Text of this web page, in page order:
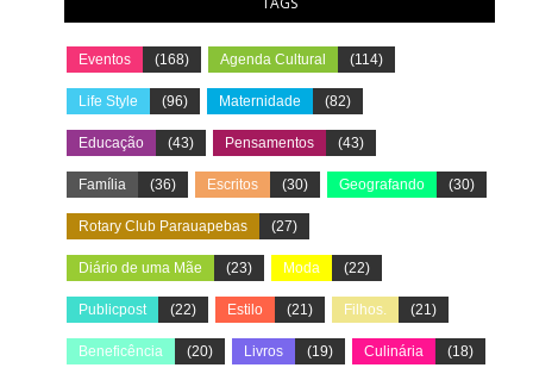
Eventos (168) Agenda Cultural (114)
Life Style (96) Maternidade (82)
Educação (43) Pensamentos (43)
Família (36) Escritos (30) Geografando (30)
Rotary Club Parauapebas (27)
Diário de uma Mãe (23) Moda (22)
Publicpost (22) Estilo (21) Filhos. (21)
Beneficência (20) Livros (19) Culinária (18)